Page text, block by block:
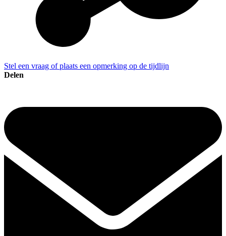
Stel een vraag of plaats een opmerking op de tijdlijn
Delen